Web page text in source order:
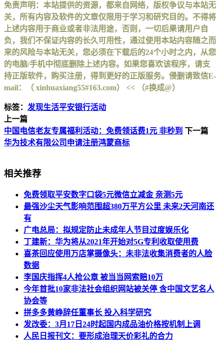
免责声明：本站提供的资源，都来自网络，版权争议与本站无
关，所有内容及软件的文章仅限用于学习和研究目的。不得将
上述内容用于商业或者非法用途，否则，一切后果请用户自
负，我们不保证内容的长久可用性，通过使用本站内容随之而
来的风险与本站无关，您必须在下载后的24个小时之内，从您
的电脑/手机中彻底删除上述内容。如果您喜欢该程序，请支
持正版软件，购买注册，得到更好的正版服务。侵删请致信E-
mail：（ xinhuaxiang55#163.com） << （#换成@）
标签： 发现生活平安银行活动
上一篇
中国电信老友专属福利活动：免费领话费1元 非秒到 下一篇
华为技术有限公司申请注册鸿蒙商标
相关推荐
免费领取平安数字口袋5元微信立减金 亲测5元
最强沙尘天气影响范围超380万平方公里 未来2天河南还
有
广电总局：拟规定防止未成年人节目过度娱乐化
丁建新：华为将从2021年开始对5G专利收取使用费
喜茶回应使用万店掌摄像头：未非法收集消费者的人脸
数据
李国庆指挥4人抢公章 被当当网索赔10万
今年首批10家非法社会组织网站被关停 含中国文艺名人
协会等
拼多多黄峥辞任董事长 投入科学研究
发改委：3月17日24时起国内成品油价格按机制上调
人民日报刊文：要形成治理天价彩礼的合力